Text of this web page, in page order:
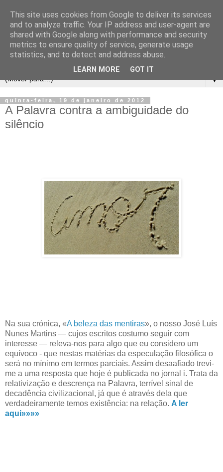
▼
quinta-feira, 19 de janeiro de 2012
A Palavra contra a ambiguidade do
silêncio
Na sua crónica, «A beleza das mentiras», o nosso José Luís
Nunes Martins — cujos escritos costumo seguir com
interesse — releva-nos para algo que eu considero um
equívoco - que nestas matérias da especulação filosófica o
será no mínimo em termos parciais. Assim desaafiado trevi-
me a uma resposta que hoje é publicada no jornal i. Trata da
relativização e descrença na Palavra, terrível sinal de
decadência civilizacional, já que é através dela que
verdadeiramente temos existência: na relação. A ler
aqui»»»»
This site uses cookies from Google to deliver its services
and to analyze traffic. Your IP address and user-agent are
shared with Google along with performance and security
metrics to ensure quality of service, generate usage
statistics, and to detect and address abuse.
LEARN MORE GOT IT